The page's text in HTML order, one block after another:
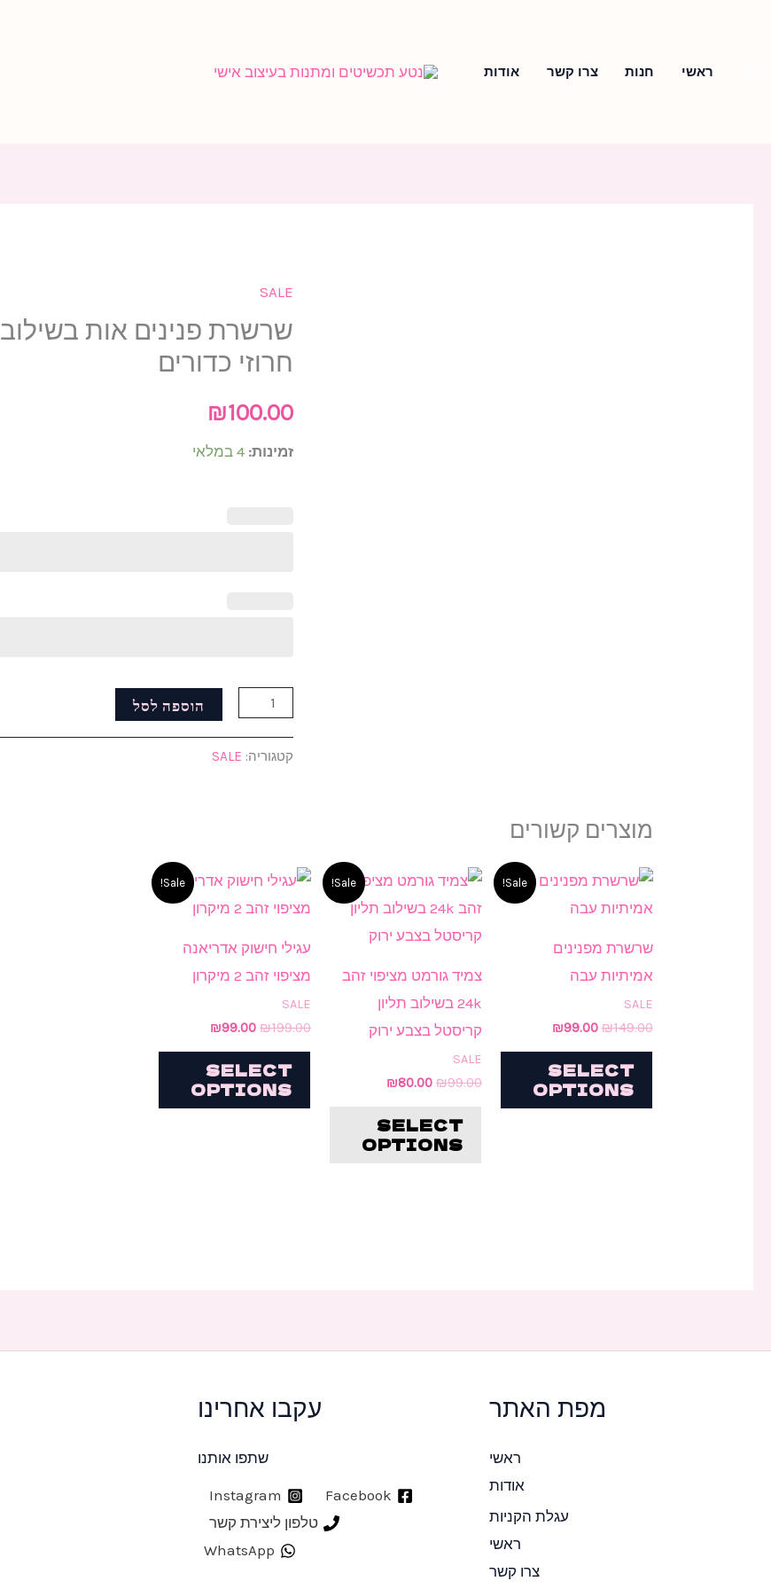
ראשי חנות צרו קשר אודות
SALE
שרשרת פנינים אות בשילוב
חרוזי כדורים
₪100.00
זמינות: 4 במלאי
כמות
של
שרשרת
אות
חרוזי
הוספה לסל
קטגוריה: SALE
מוצרים קשורים
Sale!
שרשרת מפנינים
אמיתיות עבה
SALE
₪149.00
המחיר
היה:
₪99.00
המחיר
הנוכחי
SELECT
OPTIONS
Sale!
צמיד גורמט מציפוי זהב
24k בשילוב תליון
קריסטל בצבע ירוק
SALE
₪99.00
המחיר
היה:
₪80.00
המחיר
הנוכחי
הוא:
SELECT
OPTIONS
למוצר
האפשרויות
Sale!
עגילי חישוק אדריאנה
מציפוי זהב 2 מיקרון
SALE
₪199.00
המחיר
המקורי
היה:
₪99.00
המחיר
הנוכחי
הוא:
SELECT
OPTIONS
מפת האתר
ראשי
אודות
עגלת הקניות
ראשי
צרו קשר
עקבו אחרינו
שתפו אותנו
Facebook
Instagram
טלפון ליצירת קשר
WhatsApp